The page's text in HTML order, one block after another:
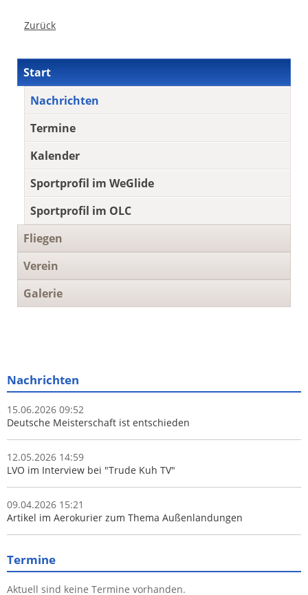
Zurück
überspringen
Start
Nachrichten
Termine
Kalender
Sportprofil im WeGlide
Sportprofil im OLC
Fliegen
Verein
Galerie
Nachrichten
15.06.2026 09:52
Deutsche Meisterschaft ist entschieden
12.05.2026 14:59
LVO im Interview bei "Trude Kuh TV"
09.04.2026 15:21
Artikel im Aerokurier zum Thema Außenlandungen
Termine
Aktuell sind keine Termine vorhanden.